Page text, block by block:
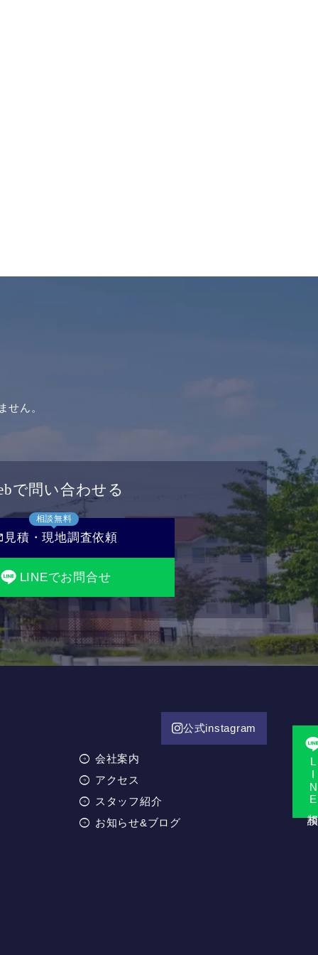
せん。
で問い合わせる
相談無料
見積・現地調査依頼
LINEでお問合せ
公式instagram
会社案内
アクセス
スタッフ紹介
お知らせ&ブログ